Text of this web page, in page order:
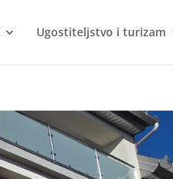
Ugostiteljstvo i turizam